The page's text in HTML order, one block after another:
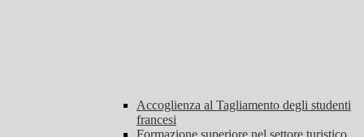
Accoglienza al Tagliamento degli studenti
francesi